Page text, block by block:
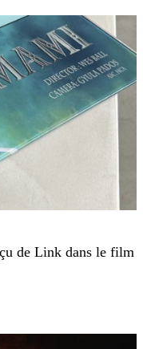
de Link dans le film